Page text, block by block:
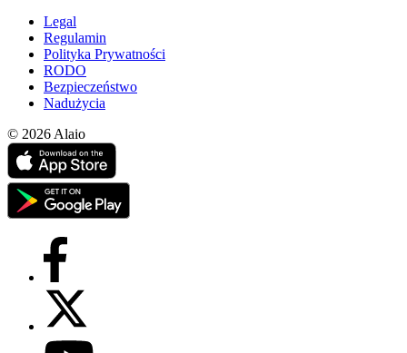
Legal
Regulamin
Polityka Prywatności
RODO
Bezpieczeństwo
Nadużycia
© 2026 Alaio